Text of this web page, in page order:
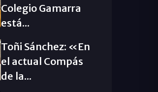
Colegio Gamarra
está...
Toñi Sánchez: «En
el actual Compás
de la...